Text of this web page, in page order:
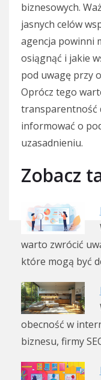
biznesowych.
jasnych celów
agencja powinni
osiągnąć i jakie
pod uwagę przy
Oprócz tego
transparentność
informować o
uzasadnieniu.
Zobacz
warto zwrócić
które mogą być
obecność w
biznesu, firmy